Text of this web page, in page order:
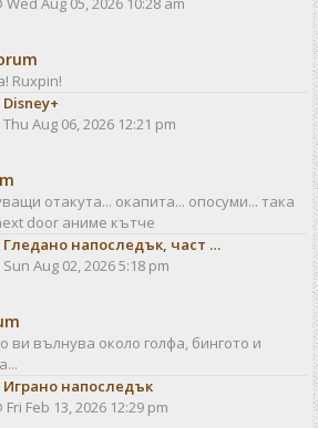
Ruxpin!
Disney+
Thu Aug 06, 2026 12:21 pm
отакута... окапита... опосуми... така
door аниме кътче
Гледано напоследък, част …
Sun Aug 02, 2026 5:18 pm
ви вълнува около голфа, бингото и
Играно напоследък
Fri Feb 13, 2026 12:29 pm